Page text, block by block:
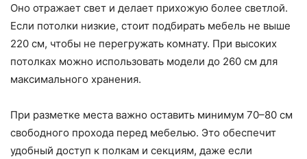
Оно отражает свет и делает прихожую более светлой.
Если потолки низкие, стоит подбирать мебель не выше
220 см, чтобы не перегружать комнату. При высоких
потолках можно использовать модели до 260 см для
максимального хранения.
При разметке места важно оставить минимум 70–80 см
свободного прохода перед мебелью. Это обеспечит
удобный доступ к полкам и секциям, даже если